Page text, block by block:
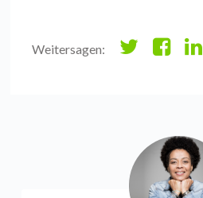
Weitersagen: